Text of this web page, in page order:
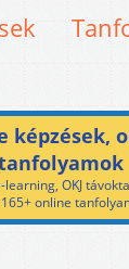
képzések,
OKJ
online